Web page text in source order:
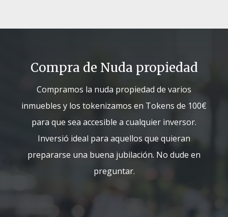
Compra de Nuda propiedad
Compramos la nuda propiedad de varios
inmuebles y los tokenizamos en Tokens de 100€
para que sea accesible a cualquier inversor.
Inversió ideal para aquellos que quieran
prepararse una buena jubilación. No dude en
preguntar.